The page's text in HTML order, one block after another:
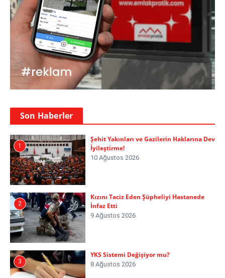
Son Haberler
1
Şehit Yakınları ve Gazilerin Haklarına Dev
İyileştirme!
10 Ağustos 2026
2
Kızını Taciz Eden Şüpheliyi Hastanede
İnfaz Etti
9 Ağustos 2026
3
YKS Sistemi Değişiyor mu?
8 Ağustos 2026